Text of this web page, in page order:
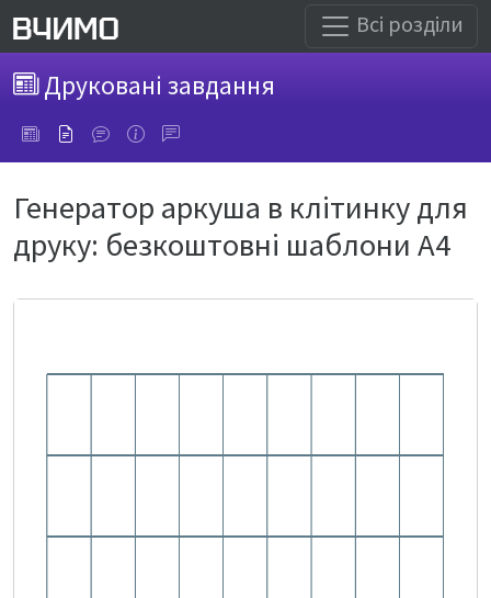
Всі розділи
Друковані завдання
Генератор аркуша в клітинку для
друку: безкоштовні шаблони А4